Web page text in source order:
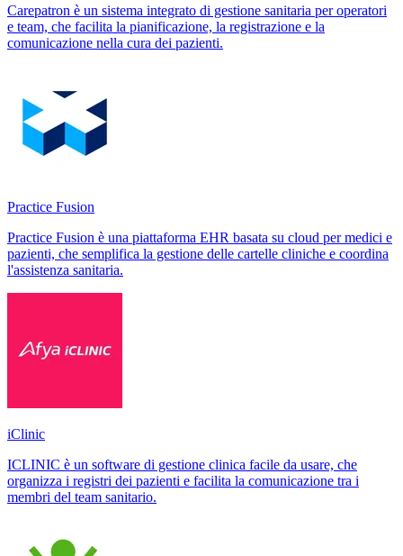
Carepatron è un sistema integrato di gestione sanitaria per operatori
e team, che facilita la pianificazione, la registrazione e la
comunicazione nella cura dei pazienti.
Practice Fusion
Practice Fusion è una piattaforma EHR basata su cloud per medici e
pazienti, che semplifica la gestione delle cartelle cliniche e coordina
l'assistenza sanitaria.
iClinic
ICLINIC è un software di gestione clinica facile da usare, che
organizza i registri dei pazienti e facilita la comunicazione tra i
membri del team sanitario.